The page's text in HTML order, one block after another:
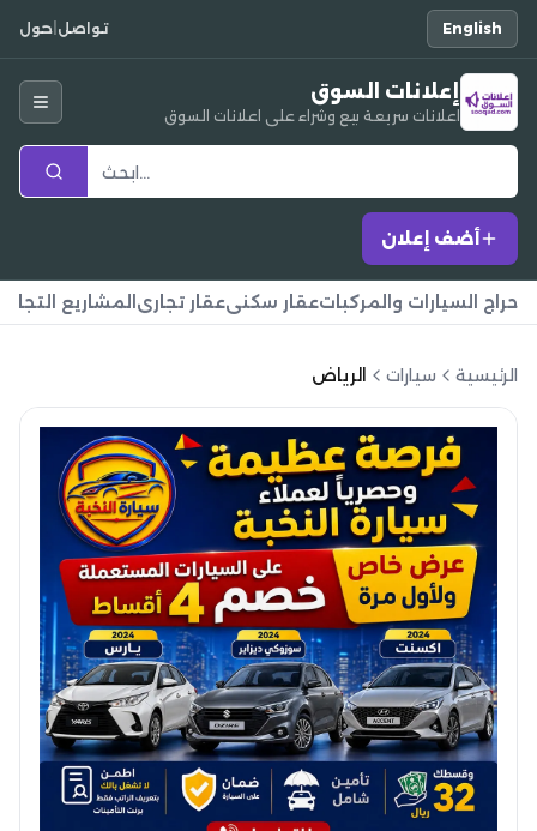
تواصل حول English
إعلانات السوق
اعلانات سريعة بيع وشراء على اعلانات السوق
أضف إعلان
حراج السيارات والمركباتعقار سكنيعقار تجاري المشاريع
الرئيسية سيارات الرياض